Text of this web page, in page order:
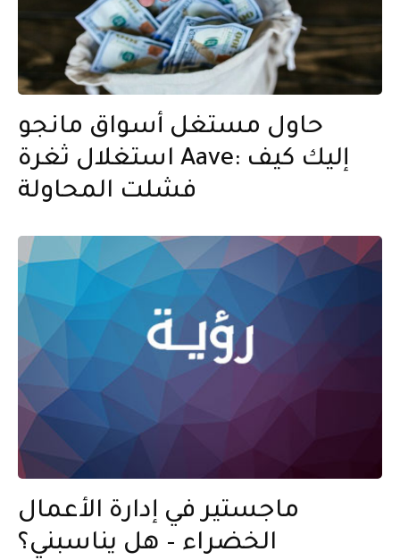
حاول مستغل أسواق مانجو
استغلال ثغرة Aave: إليك كيف
فشلت المحاولة
ماجستير في إدارة الأعمال
الخضراء – هل يناسبني؟